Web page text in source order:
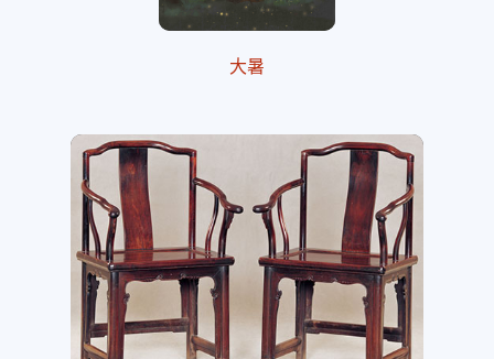
大暑